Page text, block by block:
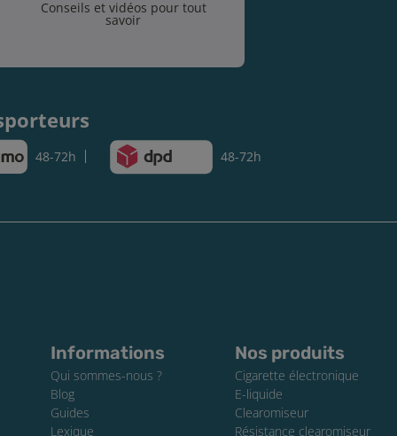
Conseils et vidéos pour tout
savoir
48-72h 48-72h
Informations
Qui sommes-nous ?
Blog
Guides
Lexique
Nos produits
Cigarette électronique
E-liquide
Clearomiseur
Résistance clearomiseur